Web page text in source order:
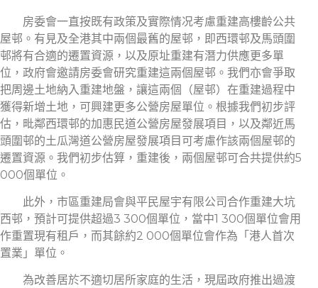
房委會一直按既有政策及實際情况考慮重建高樓齡公共
屋邨。有見及全港其中兩個最舊的屋邨，即西環邨及馬頭圍
邨將有合適的遷置資源，以及原址重建有潛力供應更多單
位，政府會邀請房委會研究重建這兩個屋邨。我們亦會爭取
把周邊土地納入重建地盤，讓這兩個（屋邨）在重建過程中
獲得新增土地，可興建更多公營房屋單位。根據我們初步評
估，毗鄰西環邨的加惠民道公營房屋發展項目，以及鄰近馬
頭圍邨的土瓜灣道公營房屋發展項目可考慮作該兩個屋邨的
遷置資源。我們初步估算，重建後，兩個屋邨可合共提供約5
000個單位。
此外，市區重建局會與平民屋宇有限公司合作重建大坑
西邨，預計可提供超過3 300個單位，當中1 300個單位會用
作重置現有租戶，而其餘約2 000個單位會作為「港人首次
置業」單位。
為改善居於不適切居所家庭的生活，現屆政府推出過渡